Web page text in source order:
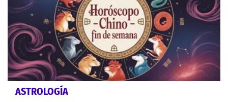
ASTROLOGÍA